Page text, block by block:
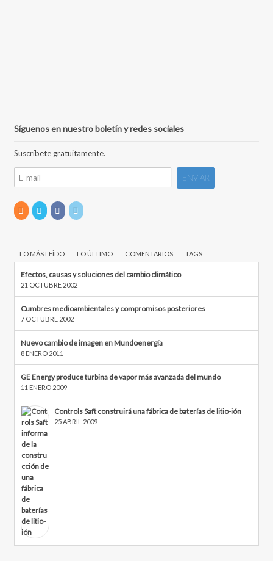
Síguenos en nuestro boletín y redes sociales
Suscríbete gratuitamente.
LO MÁS LEÍDO LO ÚLTIMO COMENTARIOS TAGS
Efectos, causas y soluciones del cambio climático
21 OCTUBRE 2002
Cumbres medioambientales y compromisos posteriores
7 OCTUBRE 2002
Nuevo cambio de imagen en Mundoenergía
8 ENERO 2011
GE Energy produce turbina de vapor más avanzada del mundo
11 ENERO 2009
Controls Saft construirá una fábrica de baterías de litio-ión
25 ABRIL 2009